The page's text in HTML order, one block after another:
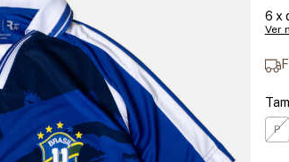
6 x
Ver
P